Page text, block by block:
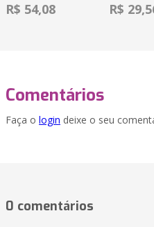
R$ 54,08 R$
Comentários
Faça o login deixe o seu
0 comentários